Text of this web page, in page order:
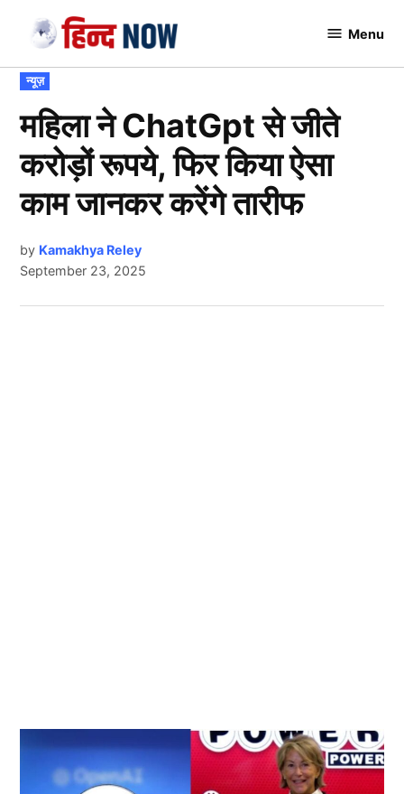
content
Menu
POSTED
IN
न्यूज़
महिला ने ChatGpt से जीते
करोड़ों रूपये, फिर किया ऐसा
काम जानकर करेंगे तारीफ
by Kamakhya Reley
September 23, 2025